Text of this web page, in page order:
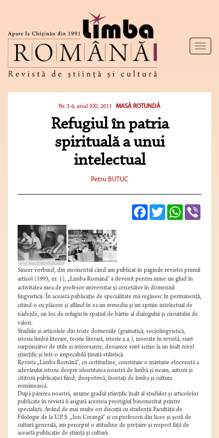
Toggle
Nr. 3-6, anul XXI, 2011 MASĂ ROTUNDĂ
Refugiul în patria
spirituală a unui
intelectual
Petru BUTUC
FacebookTwitterWhatsApp
Sincer vorbind, din momentul când am publicat în paginile revistei primul
articol (1993, nr. 1), „Limba Română” a devenit pentru mine un ghid în
activitatea mea de profesor universitar şi cercetător în domeniul
lingvisticii. În această publicaţie de specialitate mă regăsesc în permanenţă,
citind-o cu plăcere şi aflând în ea un remediu şi un sprijin intelectual de
nădejde, un loc de refugiu în spaţiul de hârtie al dialogului şi circuitului de
valori.
Studiile şi articolele din toate domeniile (gramatică, sociolingvistică,
istoria limbii literare, teorie literară, istorie ş.a.), inserate în revistă, sunt
surprinzător de utile şi interesante, deoarece sunt scrise la un înalt nivel
ştiinţific şi într-o impecabilă ţinută stilistică.
Revista „Limba Română”, cu certitudine, constituie o mărturie elocventă a
adevărului istoric despre identitatea noastră de limbă şi neam, autorii şi
cititorii publicaţiei fiind, deopotrivă, însetaţi de limba şi cultura
românească.
După părerea noastră, anume gradul ştiinţific înalt al studiilor şi articolelor
publicate în revistă îi asigură acesteia prestigiul binemeritat printre
specialişti. Având de mai multe ori discuţii cu studenţii Facultăţii de
Filologie de la U.P.S. „Ion Creangă” şi cu profesorii din licee şi şcoli de
cultură generală, am perceput o atitudine de preţuire şi respect faţă de
această publicaţie de ştiinţă şi cultură.